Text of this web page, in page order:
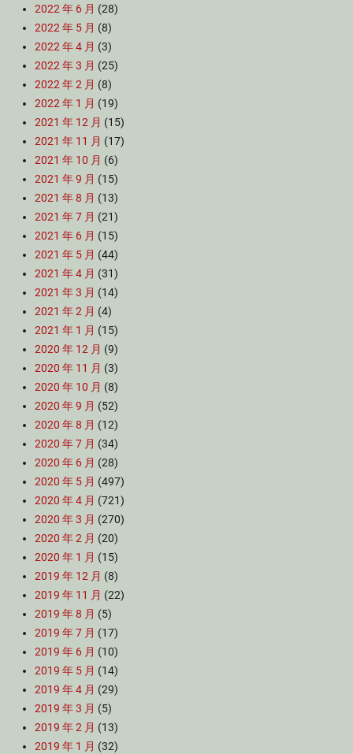
2022 年 6 月 (28)
2022 年 5 月 (8)
2022 年 4 月 (3)
2022 年 3 月 (25)
2022 年 2 月 (8)
2022 年 1 月 (19)
2021 年 12 月 (15)
2021 年 11 月 (17)
2021 年 10 月 (6)
2021 年 9 月 (15)
2021 年 8 月 (13)
2021 年 7 月 (21)
2021 年 6 月 (15)
2021 年 5 月 (44)
2021 年 4 月 (31)
2021 年 3 月 (14)
2021 年 2 月 (4)
2021 年 1 月 (15)
2020 年 12 月 (9)
2020 年 11 月 (3)
2020 年 10 月 (8)
2020 年 9 月 (52)
2020 年 8 月 (12)
2020 年 7 月 (34)
2020 年 6 月 (28)
2020 年 5 月 (497)
2020 年 4 月 (721)
2020 年 3 月 (270)
2020 年 2 月 (20)
2020 年 1 月 (15)
2019 年 12 月 (8)
2019 年 11 月 (22)
2019 年 8 月 (5)
2019 年 7 月 (17)
2019 年 6 月 (10)
2019 年 5 月 (14)
2019 年 4 月 (29)
2019 年 3 月 (5)
2019 年 2 月 (13)
2019 年 1 月 (32)